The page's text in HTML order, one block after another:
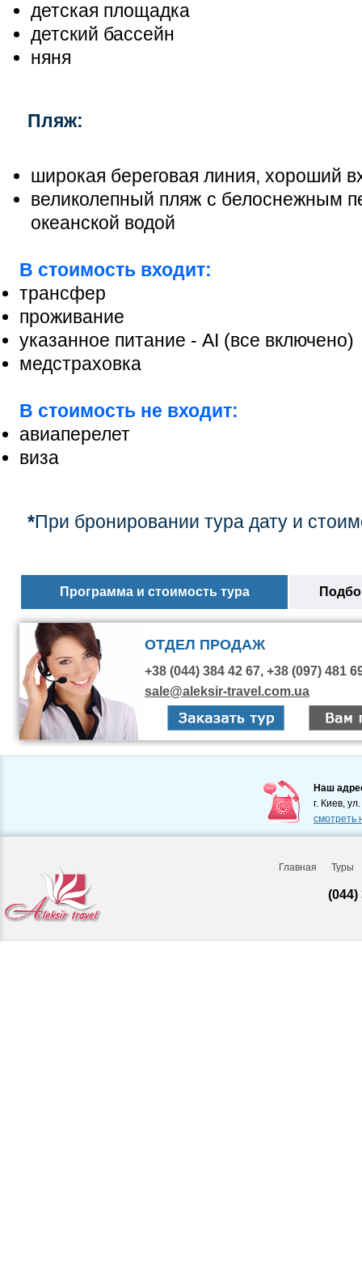
детская площадка
детский бассейн
няня
Пляж:
широкая береговая линия, хороший
великолепный пляж с белоснежным
океанской водой
В стоимость входит:
трансфер
проживание
указанное питание - AI (все включено)
медстраховка
В стоимость не входит:
авиаперелет
виза
*При бронировании тура дату и
Программа и стоимость тура
ОТДЕЛ ПРОДАЖ
+38 (044) 384 42 67, +38 (097) 481
sale@aleksir-travel.com.ua
Наш
г. Киев,
смотреть
Главная Туры
(044)